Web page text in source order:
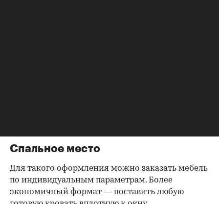
Спальное место
Для такого оформления можно заказать мебель
по индивидуальным параметрам. Более
экономичный формат — поставить любую